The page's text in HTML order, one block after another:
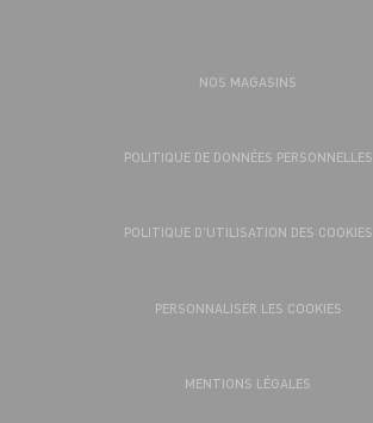
NOS MAGASINS
POLITIQUE DE DONNÉES PERSONNELLES
POLITIQUE D’UTILISATION DES COOKIES
PERSONNALISER LES COOKIES
MENTIONS LÉGALES